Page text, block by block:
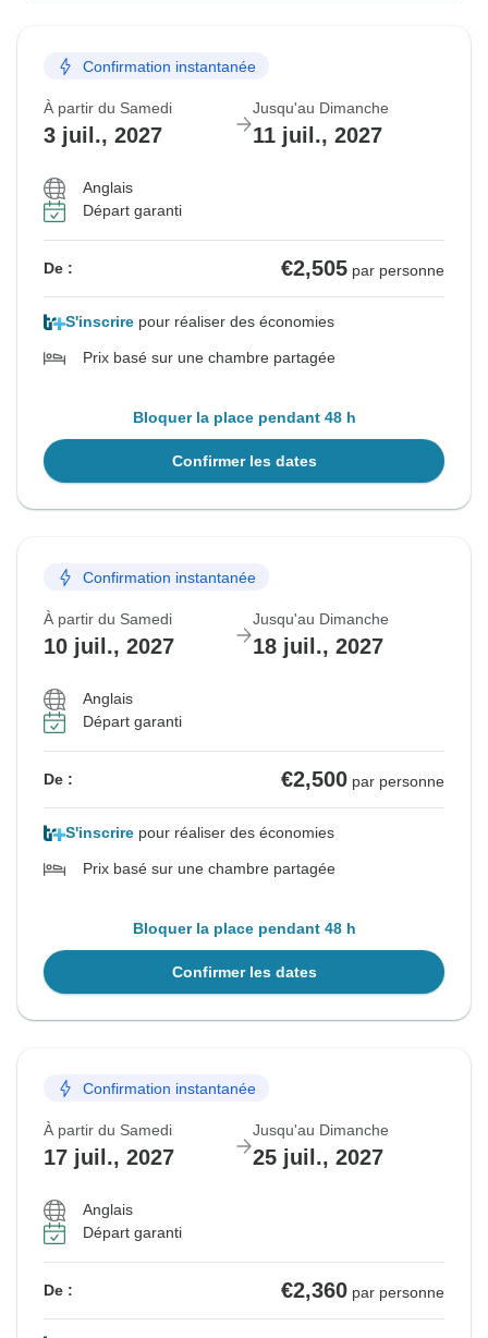
Confirmation instantanée
À partir du Samedi
3 juil., 2027
Jusqu'au Dimanche
11 juil., 2027
Anglais
Départ garanti
De : €2,505 par personne
S'inscrire pour réaliser des économies
Prix basé sur une chambre partagée
Bloquer la place pendant 48 h
Confirmer les dates
Confirmation instantanée
À partir du Samedi
10 juil., 2027
Jusqu'au Dimanche
18 juil., 2027
Anglais
Départ garanti
De : €2,500 par personne
S'inscrire pour réaliser des économies
Prix basé sur une chambre partagée
Bloquer la place pendant 48 h
Confirmer les dates
Confirmation instantanée
À partir du Samedi
17 juil., 2027
Jusqu'au Dimanche
25 juil., 2027
Anglais
Départ garanti
De : €2,360 par personne